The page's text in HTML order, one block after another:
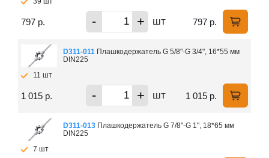
797 р. - + шт 797 р.
D311-011 Плашкодержатель G 5/8"-G 3/4", 16*55 мм
DIN225
11 шт
1 015 р. - + шт 1 015 р.
D311-013 Плашкодержатель G 7/8"-G 1", 18*65 мм
DIN225
7 шт